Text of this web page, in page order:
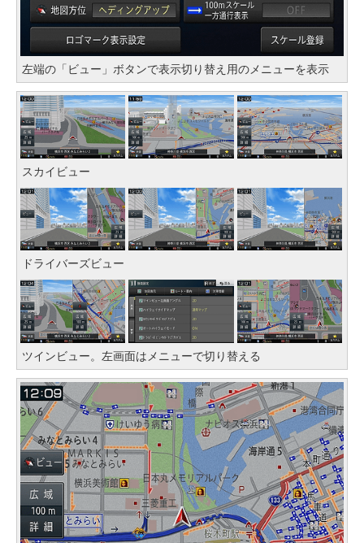
左端の「ビュー」ボタンで表示切り替え用のメニューを表示
スカイビュー
ドライバーズビュー
ツインビュー。左画面はメニューで切り替える